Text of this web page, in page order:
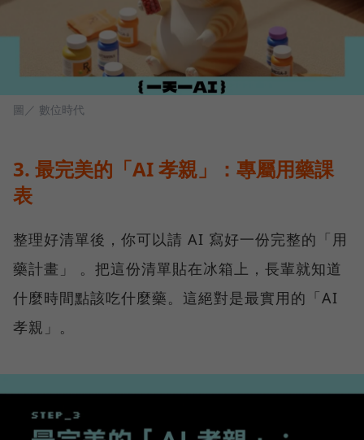
圖／ 數位時代
3. 最完美的「AI 孝親」：專屬用藥課
表
整理好清單後，你可以請 AI 寫好一份完整的「用
藥計畫」 。把這份清單貼在冰箱上，長輩就知道
什麼時間點該吃什麼藥。這絕對是最實用的「AI
孝親」。